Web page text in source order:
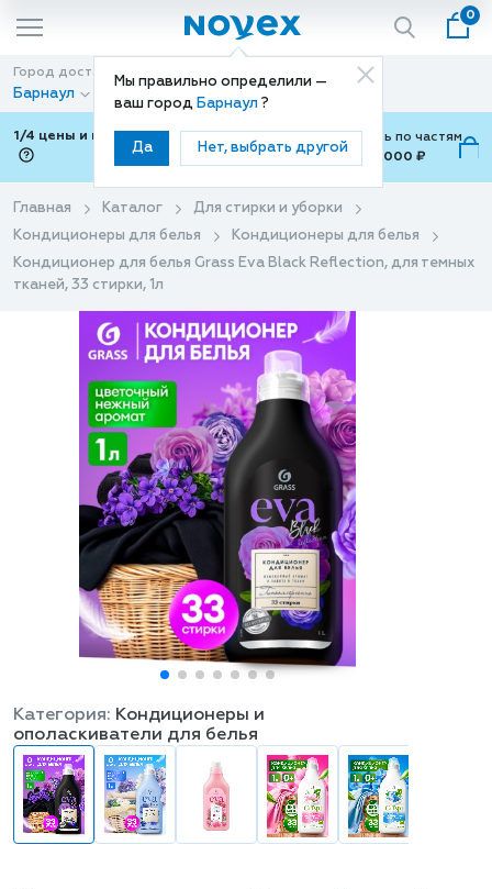
Мы правильно определили —
ваш город Барнаул ?
Да Нет, выбрать другой
0
Город доставки
Барнаул
Способ доставки
Доставка
1/4 цены и покупки ваши с Подели
Можно оплатить по частям
от 700 ₽ до 15,000 ₽
Главная Каталог
Для стирки и уборки
Кондиционеры для белья
Кондиционеры для белья
Кондиционер для белья Grass Eva Black Reflection, для темных
тканей, 33 стирки, 1л
Категория: Кондиционеры и
ополаскиватели для белья